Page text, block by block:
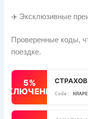
✈️ Эксклюзивные
Проверенные коды,
поездке.
5%